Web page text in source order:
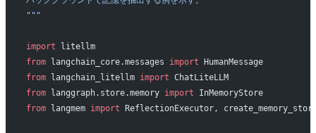
"""
import litellm
from langchain_core.messages import HumanMessage
from langchain_litellm import ChatLiteLLM
from langgraph.store.memory import InMemoryStore
from langmem import ReflectionExecutor,